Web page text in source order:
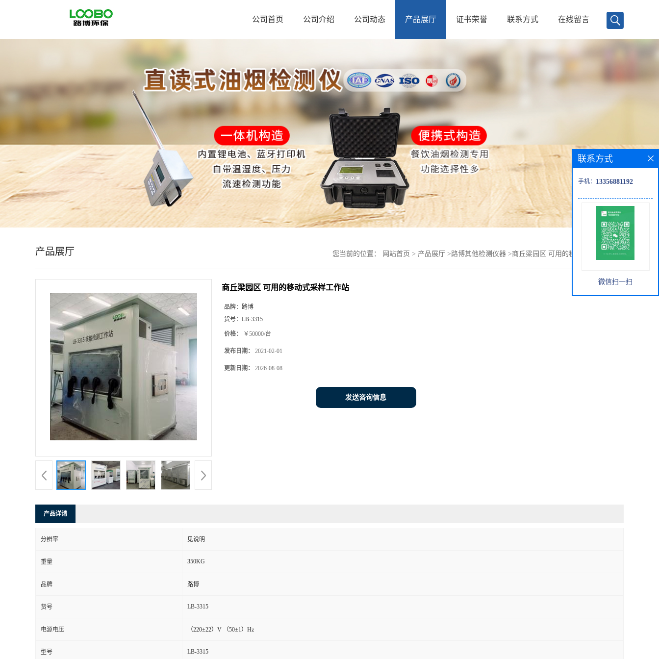
首
介
公司首页 公司介绍 公司动态 产品展厅 证书荣誉 联系方式 在线留言
产品展厅 您当前的位置： 网站首页 > 产品展厅 >路博其他检测仪器 >商丘梁园区 可用的移动式采样工作站
商丘梁园区 可用的移动式采样工作站
品牌： 路博
货号： LB-3315
价格： ￥50000/台
发布日期： 2021-02-01
更新日期： 2026-08-08
发送咨询信息
产品详请
分辨率 见说明
重量 350KG
品牌 路博
货号 LB-3315
电源电压 （220±22）V （50±1）Hz
型号 LB-3315
联系方式
手机： 13356881192
微信扫一扫